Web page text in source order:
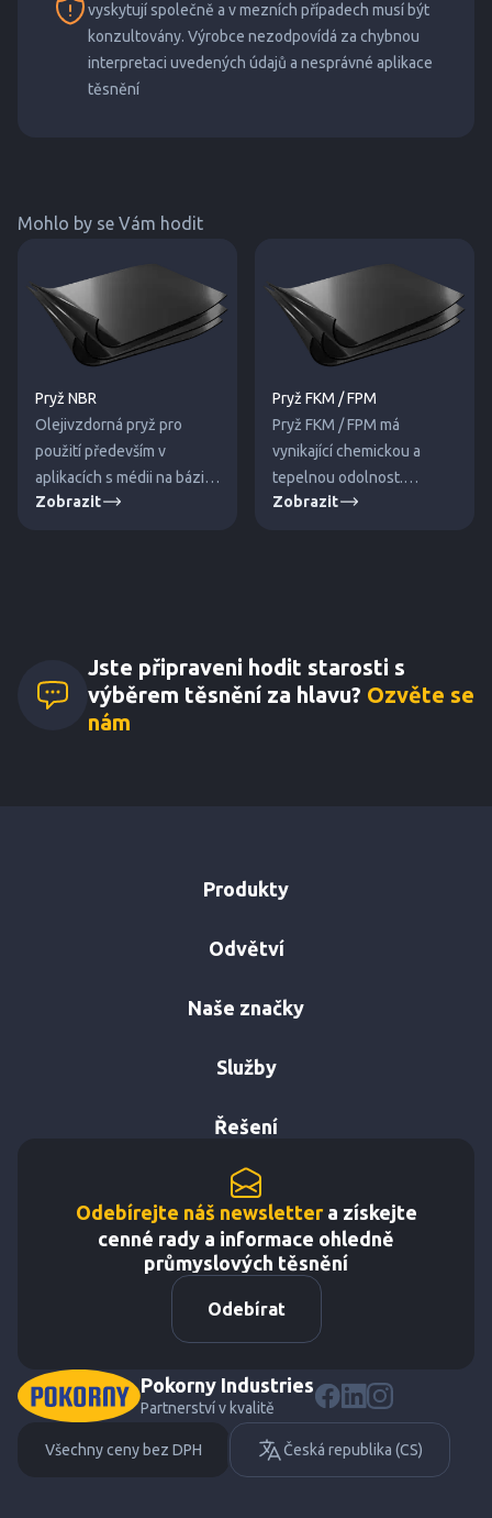
vyskytují společně a v mezních případech musí být
konzultovány. Výrobce nezodpovídá za chybnou
interpretaci uvedených údajů a nesprávné aplikace
těsnění
Mohlo by se Vám hodit
Pryž NBR
Olejivzdorná pryž pro
použití především v
aplikacích s médii na bázi
minerálních olejů.
Zobrazit
Pryž FKM / FPM
Pryž FKM / FPM má
vynikající chemickou a
tepelnou odolnost.
Používá se v aplikacích na
Zobrazit
Jste připraveni hodit starosti s
výběrem těsnění za hlavu? Ozvěte se
nám
Produkty
Odvětví
Naše značky
Služby
Řešení
Odebírejte náš newslettera získejte
cenné rady a informace ohledně
průmyslových těsnění
Odebírat
Pokorny Industries
Partnerství v kvalitě
Všechny ceny bez DPH Česká republika (CS)